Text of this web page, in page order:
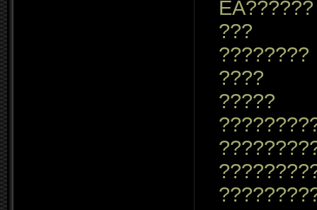
EA??????
???
????????
????
?????